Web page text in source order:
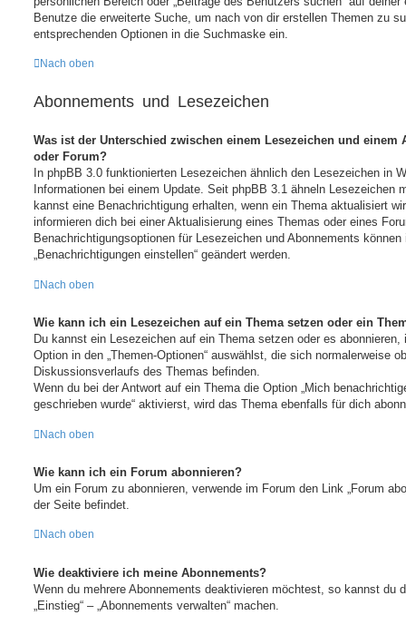
Benutze die erweiterte Suche, um nach von dir erstellen Themen zu
entsprechenden Optionen in die Suchmaske ein.
Nach oben
Abonnements und Lesezeichen
Was ist der Unterschied zwischen einem Lesezeichen und einem
oder Forum?
In phpBB 3.0 funktionierten Lesezeichen ähnlich den Lesezeichen in
Informationen bei einem Update. Seit phpBB 3.1 ähneln Lesezeichen
kannst eine Benachrichtigung erhalten, wenn ein Thema aktualisiert
informieren dich bei einer Aktualisierung eines Themas oder eines
Benachrichtigungsoptionen für Lesezeichen und Abonnements
„Benachrichtigungen einstellen“ geändert werden.
Nach oben
Wie kann ich ein Lesezeichen auf ein Thema setzen oder ein
Du kannst ein Lesezeichen auf ein Thema setzen oder es
Option in den „Themen-Optionen“ auswählst, die sich normalerweise
Diskussionsverlaufs des Themas befinden.
Wenn du bei der Antwort auf ein Thema die Option „Mich
geschrieben wurde“ aktivierst, wird das Thema ebenfalls für dich
Nach oben
Wie kann ich ein Forum abonnieren?
Um ein Forum zu abonnieren, verwende im Forum den Link „Forum
der Seite befindet.
Nach oben
Wie deaktiviere ich meine Abonnements?
Wenn du mehrere Abonnements deaktivieren möchtest, so kannst du
„Einstieg“ – „Abonnements verwalten“ machen.